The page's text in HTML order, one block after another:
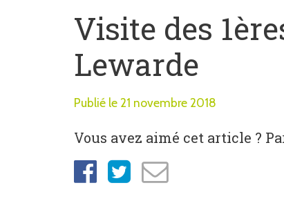
Visite des
Lewarde
Publié le 21 novembre 2018
Vous avez aimé cet article ?